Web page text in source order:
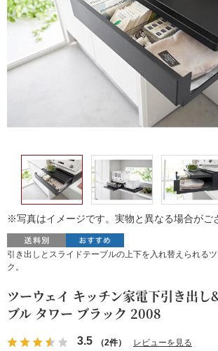
※写真はイメージです。実物と異なる場合がご
引き出しとスライドテーブルの上下を入れ替えられる
ク。
ツーウェイ キッチン家電下引き出し
ブル タワー ブラック 2008
3.5 （2件） レビューを見る